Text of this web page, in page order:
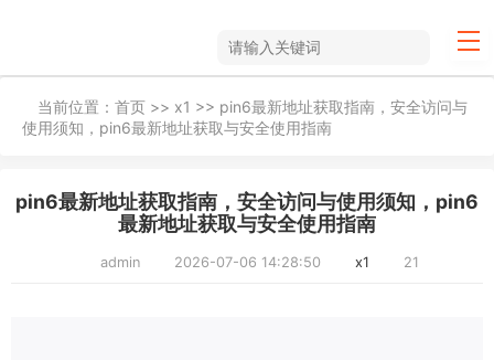
当前位置： 首页 >> x1 >> pin6最新地址获取指南，安全访问与
使用须知，pin6最新地址获取与安全使用指南
pin6最新地址获取指南，安全访问与使用须知，pin6
最新地址获取与安全使用指南
admin 2026-07-06 14:28:50 x1 21